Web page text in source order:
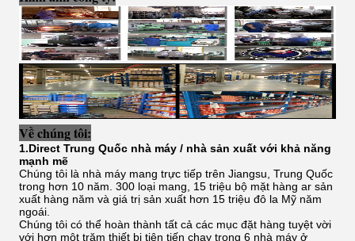
Về chúng tôi:
1.Direct Trung Quốc nhà máy / nhà sản xuất với khả năng
mạnh mẽ
Chúng tôi là nhà máy mang trực tiếp trên Jiangsu, Trung Quốc
trong hơn 10 năm. 300 loại mang, 15 triệu bộ mặt hàng ar sản
xuất hàng năm và giá trị sản xuất hơn 15 triệu đô la Mỹ năm
ngoái.
Chúng tôi có thể hoàn thành tất cả các mục đặt hàng tuyệt vời
với hơn một trăm thiết bị tiên tiến chạy trong 6 nhà máy ở